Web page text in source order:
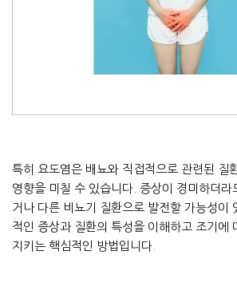
특히 요도염은 배뇨와 직접적으로 관련된 질
영향을 미칠 수 있습니다. 증상이 경미하더라
거나 다른 비뇨기 질환으로 발전할 가능성이
적인 증상과 질환의 특성을 이해하고 조기에
지키는 핵심적인 방법입니다.